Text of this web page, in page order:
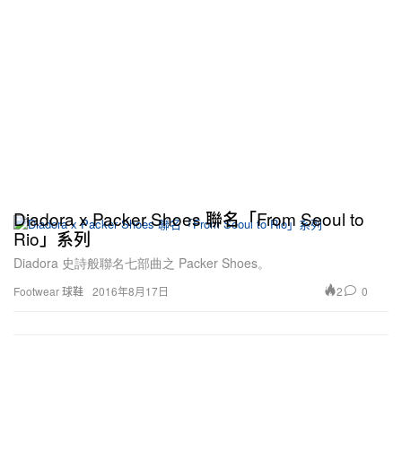
Footwear 球鞋
Diadora x Packer Shoes 聯名「From Seoul to
Rio」系列
Diadora 史詩般聯名七部曲之 Packer Shoes。
2016年8月17日 2 0